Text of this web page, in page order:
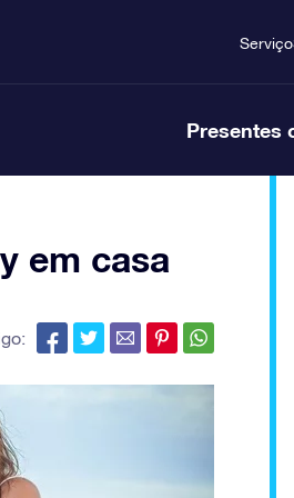
Serviço
Presentes
em casa